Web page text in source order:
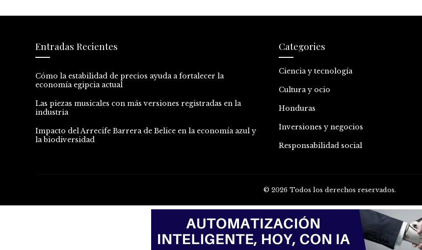
Entradas Recientes
Cómo la estabilidad de precios ayuda a fortalecer la
economía egipcia actual
Las piezas musicales con más versiones registradas en la
industria
Impacto del Arrecife Barrera de Belice en la economía azul y
la biodiversidad
Categories
Ciencia y tecnología
Cultura y ocio
Honduras
Inversiones y negocios
Responsabilidad social
© 2026 Todos los derechos reservados.